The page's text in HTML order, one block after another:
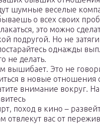
шумные веселые
о всех своих
это можно
подругой. Но не
однажды
не делать.
вышибает. Это не
в новые отношения
внимание вокруг.
поход в кино –
отвлекут вас от